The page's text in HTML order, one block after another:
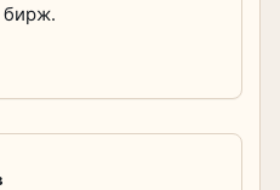
бирж.